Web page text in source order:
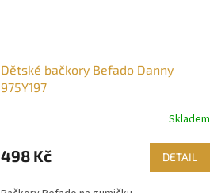
Dětské bačkory Befado Danny
975Y197
Skladem
498 Kč DETAIL